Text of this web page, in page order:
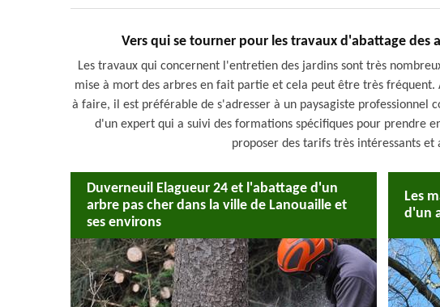
Vers qui se tourner pour les travaux d'abattage des
Les travaux qui concernent l'entretien des jardins sont très
mise à mort des arbres en fait partie et cela peut être très
à faire, il est préférable de s'adresser à un paysagiste professionnel
d'un expert qui a suivi des formations spécifiques pour prendre
proposer des tarifs très intéressants et
Duverneuil Elagueur 24 et l'abattage d'un
arbre pas cher dans la ville de Lanouaille et
ses environs
Les
d'un